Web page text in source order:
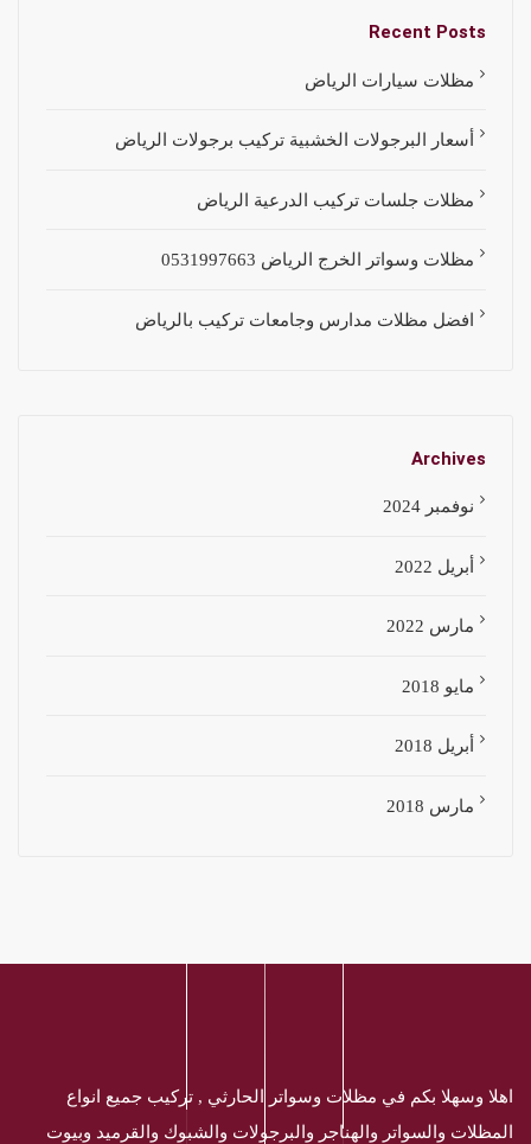
Recent Posts
مظلات سيارات الرياض
أسعار البرجولات الخشبية تركيب برجولات الرياض
مظلات جلسات تركيب الدرعية الرياض
مظلات وسواتر الخرج الرياض 0531997663
افضل مظلات مدارس وجامعات تركيب بالرياض
Archives
نوفمبر 2024
أبريل 2022
مارس 2022
مايو 2018
أبريل 2018
مارس 2018
اهلا وسهلا بكم في مظلات وسواتر الحارثي , تركيب جميع انواع
المظلات والسواتر والهناجر والبرجولات والشبوك والقرميد وبيوت